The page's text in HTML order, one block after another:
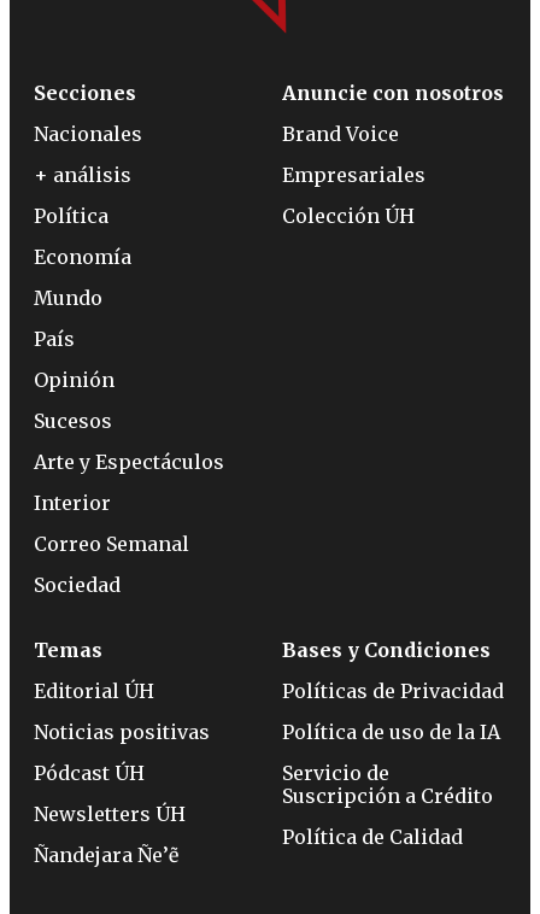
Secciones
Nacionales
+ análisis
Política
Economía
Mundo
País
Opinión
Sucesos
Arte y Espectáculos
Interior
Correo Semanal
Sociedad
Anuncie con nosotros
Brand Voice
Empresariales
Colección ÚH
Temas
Editorial ÚH
Noticias positivas
Pódcast ÚH
Newsletters ÚH
Ñandejara Ñe’ẽ
Bases y Condiciones
Políticas de Privacidad
Política de uso de la IA
Servicio de
Suscripción a Crédito
Política de Calidad